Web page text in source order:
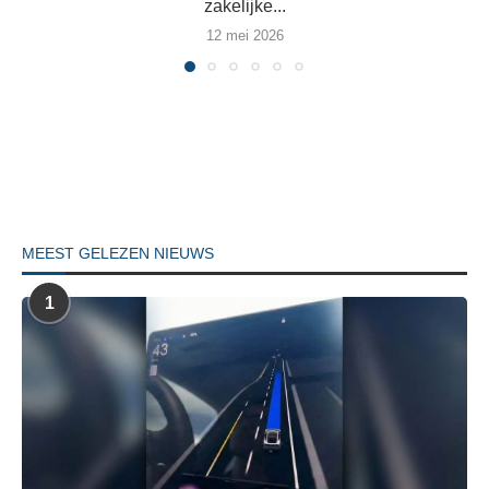
zakelijke...
12 mei 2026
MEEST GELEZEN NIEUWS
1